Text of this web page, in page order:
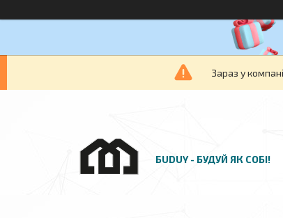
Зараз у
БUDUY - БУДУЙ ЯК СОБІ!